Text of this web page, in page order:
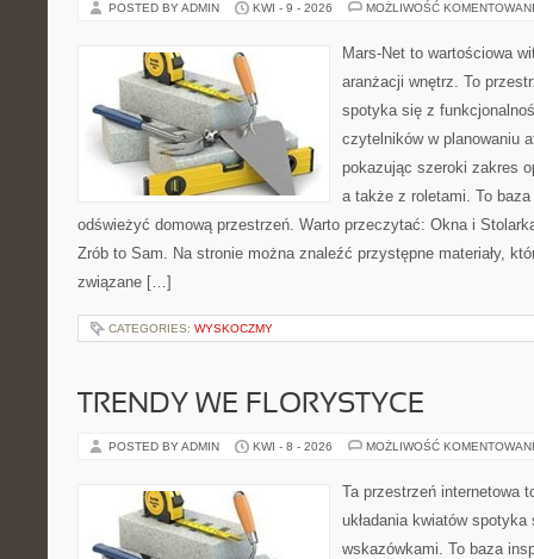
POSTED BY ADMIN KWI - 9 - 2026 MOŻLIWOŚĆ
Mars-Net to wartościowa
aranżacji wnętrz. To
spotyka się z
czytelników w planowaniu
pokazując szeroki zakres
a także z roletami. To
odświeżyć domową przestrzeń. Warto przeczytać: Okna i
Zrób to Sam. Na stronie można znaleźć przystępne materiały,
związane […]
CATEGORIES: WYSKOCZMY
TRENDY WE FLORYSTYCE
POSTED BY ADMIN KWI - 8 - 2026 MOŻLIWOŚĆ
Ta przestrzeń internetowa
układania kwiatów
wskazówkami. To baza